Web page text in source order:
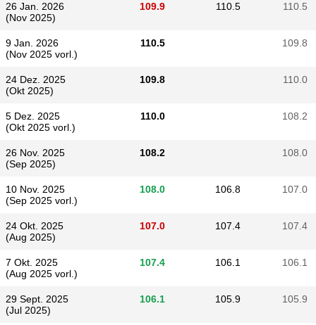
26 Jan. 2026
(Nov 2025)
109.9 110.5 110.5
9 Jan. 2026
(Nov 2025 vorl.)
110.5 109.8
24 Dez. 2025
(Okt 2025)
109.8 110.0
5 Dez. 2025
(Okt 2025 vorl.)
110.0 108.2
26 Nov. 2025
(Sep 2025)
108.2 108.0
10 Nov. 2025
(Sep 2025 vorl.)
108.0 106.8 107.0
24 Okt. 2025
(Aug 2025)
107.0 107.4 107.4
7 Okt. 2025
(Aug 2025 vorl.)
107.4 106.1 106.1
29 Sept. 2025
(Jul 2025)
106.1 105.9 105.9